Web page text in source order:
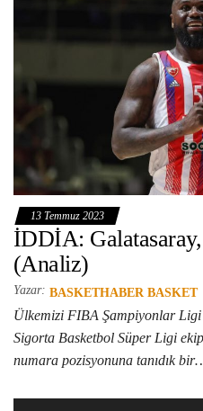
13 Temmuz 2023
İDDİA:
(Analiz)
Yazar: BASKETHABER BASKET
Ülkemizi FIBA Şampiyonlar
Sigorta Basketbol Süper Ligi
numara pozisyonuna tanıdık